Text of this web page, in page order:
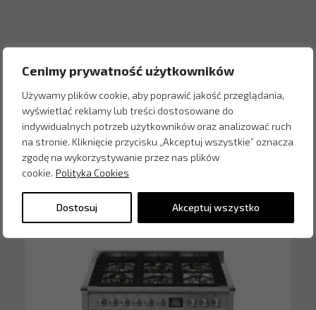
Cenimy prywatność użytkowników
Używamy plików cookie, aby poprawić jakość przeglądania,
wyświetlać reklamy lub treści dostosowane do
indywidualnych potrzeb użytkowników oraz analizować ruch
na stronie. Kliknięcie przycisku „Akceptuj wszystkie” oznacza
zgodę na wykorzystywanie przez nas plików
cookie. Polityka Cookies
Dostosuj Akceptuj wszystko
Inne produkty z kategorii